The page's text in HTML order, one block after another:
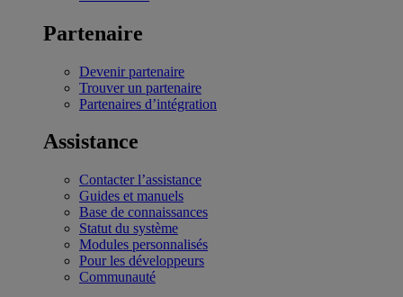
Partenaire
Devenir partenaire
Trouver un partenaire
Partenaires d’intégration
Assistance
Contacter l’assistance
Guides et manuels
Base de connaissances
Statut du système
Modules personnalisés
Pour les développeurs
Communauté